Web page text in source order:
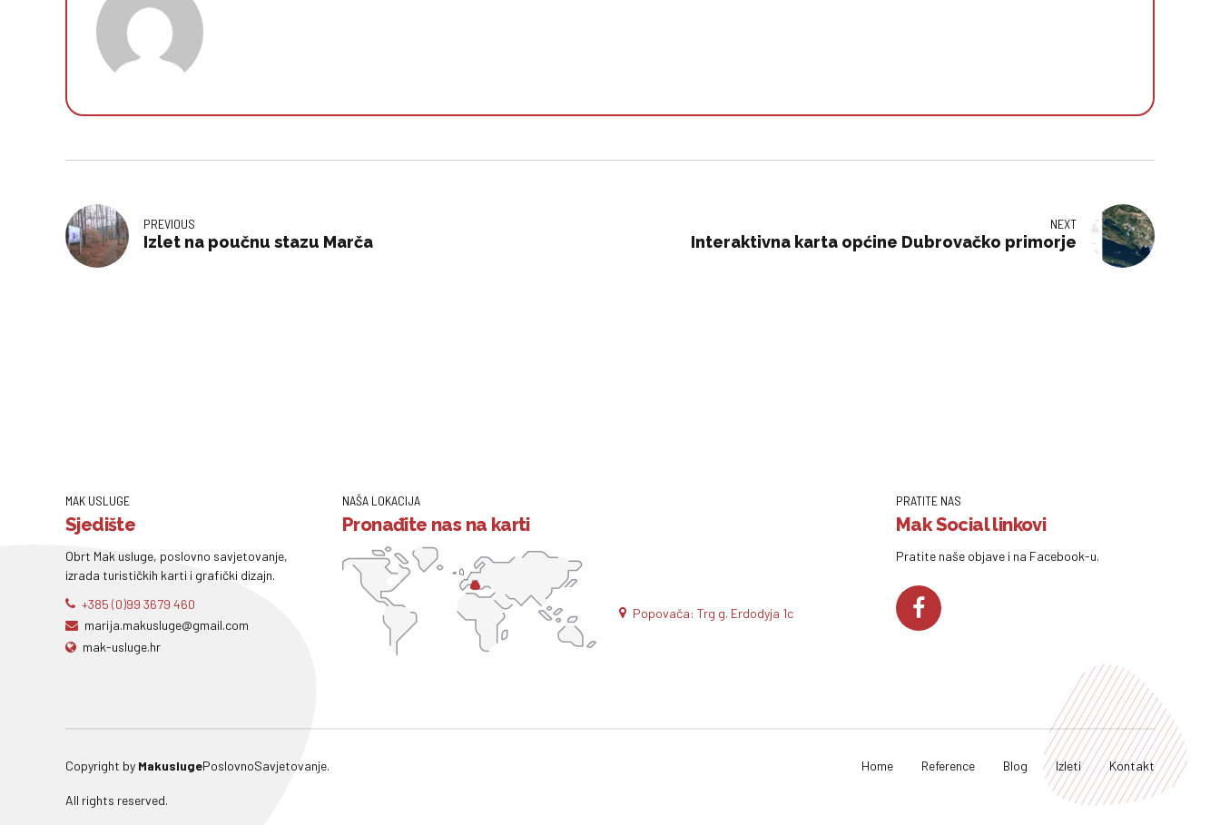
PREVIOUS
Izlet na poučnu stazu Marča
NEXT
Interaktivna karta općine Dubrovačko primorje
MAK USLUGE
Sjedište
Obrt Mak usluge, poslovno savjetovanje,
izrada turističkih karti i grafički dizajn.
+385 (0)99 3679 460
marija.makusluge@gmail.com
mak-usluge.hr
NAŠA LOKACIJA
Pronađite nas na karti
Popovača: Trg g. Erdodyja 1c
PRATITE NAS
Mak Social linkovi
Pratite naše objave i na Facebook-u.
Copyright by MakuslugePoslovnoSavjetovanje.
All rights reserved.
Home Reference Blog Izleti Kontakt